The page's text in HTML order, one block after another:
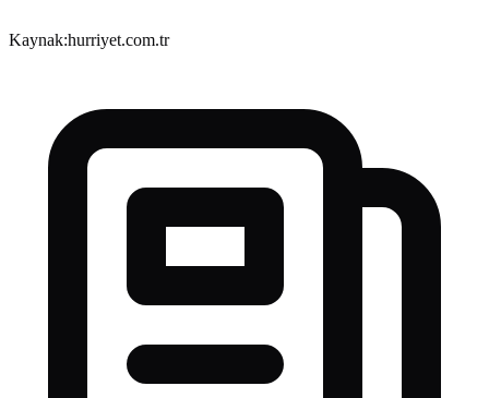
Kaynak:hurriyet.com.tr